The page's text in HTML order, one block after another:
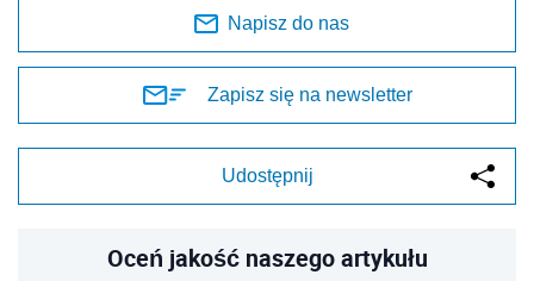
Napisz do nas
Zapisz się na newsletter
Udostępnij
Oceń jakość naszego artykułu